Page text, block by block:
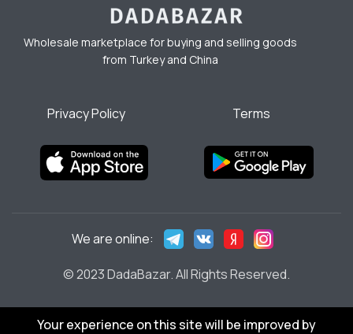
Wholesale marketplace for buying and selling goods
from Turkey and China
Privacy Policy Terms
© 2023 DadaBazar. All Rights Reserved.
We are online:
Your experience on this site will be improved by